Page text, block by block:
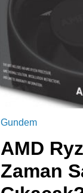
Gundem
AMD
Zaman